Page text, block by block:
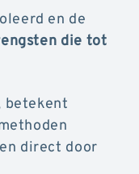
en de
die tot
betekent
direct door